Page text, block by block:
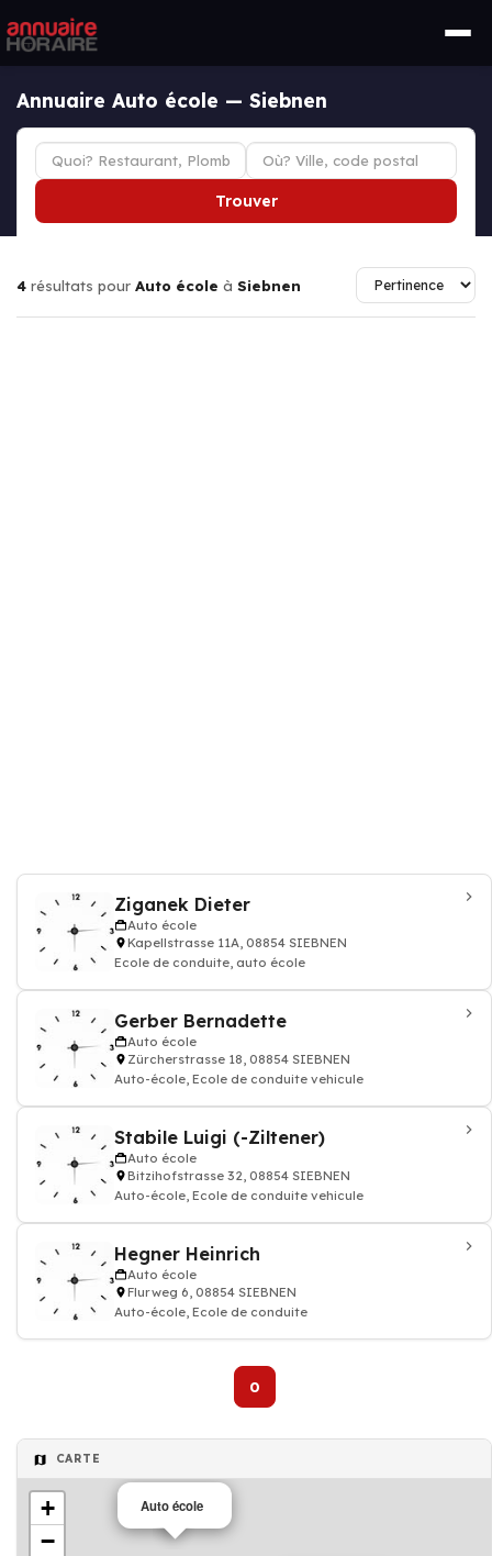
Annuaire Auto école — Siebnen
Trouver
4 résultats pour Auto école à Siebnen
Ziganek Dieter
Auto école
Kapellstrasse 11A, 08854 SIEBNEN
Ecole de conduite, auto école
Gerber Bernadette
Auto école
Zürcherstrasse 18, 08854 SIEBNEN
Auto-école, Ecole de conduite vehicule
Stabile Luigi (-Ziltener)
Auto école
Bitzihofstrasse 32, 08854 SIEBNEN
Auto-école, Ecole de conduite vehicule
Hegner Heinrich
Auto école
Flurweg 6, 08854 SIEBNEN
Auto-école, Ecole de conduite
0
CARTE
Auto école
+
−